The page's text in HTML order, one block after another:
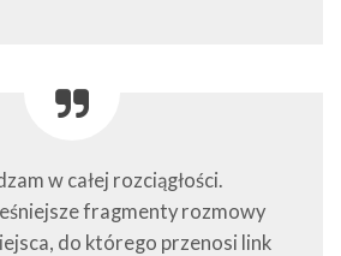
w całej rozciągłości.
fragmenty rozmowy
do którego przenosi link